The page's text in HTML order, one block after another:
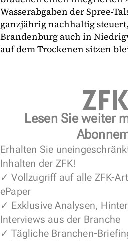
Wasserabgaben der Spree-
ganzjährig nachhaltig
Brandenburg auch in
auf dem Trockenen sitzen
Lesen Sie weiter
Erhalten Sie
Inhalten der ZFK!
✓ Vollzugriff auf alle ZFK-
ePaper
✓ Exklusive Analysen,
Interviews aus der Branche
✓ Tägliche Branchen-